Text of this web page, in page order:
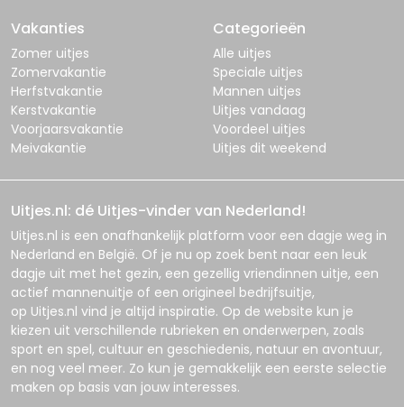
Vakanties
Zomer uitjes
Zomervakantie
Herfstvakantie
Kerstvakantie
Voorjaarsvakantie
Meivakantie
Categorieën
Alle uitjes
Speciale uitjes
Mannen uitjes
Uitjes vandaag
Voordeel uitjes
Uitjes dit weekend
Uitjes.nl: dé Uitjes-vinder van Nederland!
Uitjes.nl is een onafhankelijk platform voor een dagje weg in
Nederland en België. Of je nu op zoek bent naar een leuk
dagje uit met het gezin, een gezellig vriendinnen uitje, een
actief mannenuitje of een origineel bedrijfsuitje,
op Uitjes.nl vind je altijd inspiratie. Op de website kun je
kiezen uit verschillende rubrieken en onderwerpen, zoals
sport en spel, cultuur en geschiedenis, natuur en avontuur,
en nog veel meer. Zo kun je gemakkelijk een eerste selectie
maken op basis van jouw interesses.